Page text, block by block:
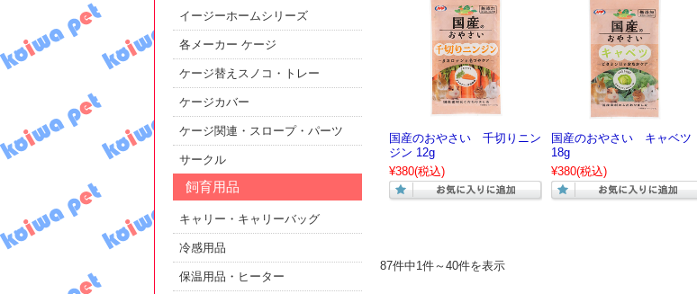
国産のおやさい 千切りニン
ジン 12g
¥380(税込)
国産のおやさい キャベツ
18g
¥380(税込)
87件中1件～40件を表示
イージーホームシリーズ
各メーカー ケージ
ケージ替えスノコ・トレー
ケージカバー
ケージ関連・スロープ・パーツ
サークル
飼育用品
キャリー・キャリーバッグ
冷感用品
保温用品・ヒーター